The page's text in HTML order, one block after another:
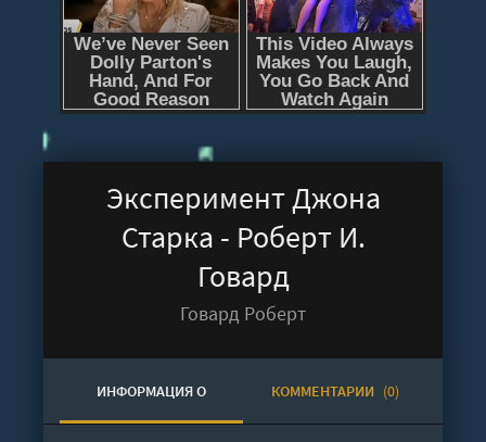
Эксперимент Джона
Старка - Роберт И.
Говард
Говард Роберт
ИНФОРМАЦИЯ О КОММЕНТАРИИ (0)